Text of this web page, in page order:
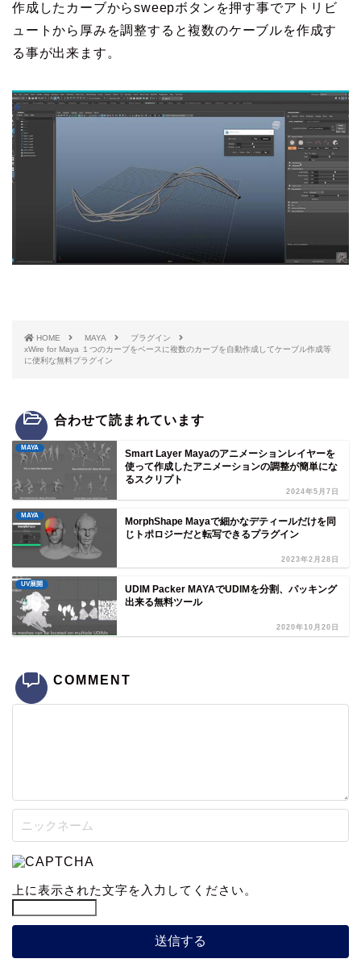
作成したカーブからsweepボタンを押す事でアトリビ
ュートから厚みを調整すると複数のケーブルを作成す
る事が出来ます。
HOME MAYA
プラグイン
xWire for Maya １つのカーブをベースに複数のカーブを自動作成してケーブル作成等
に便利な無料プラグイン
合わせて読まれています
MAYA
Smart Layer Mayaのアニメーションレイヤーを
使って作成したアニメーションの調整が簡単にな
るスクリプト
2024年5月7日
MAYA
MorphShape Mayaで細かなデティールだけを同
じトポロジーだと転写できるプラグイン
2023年2月28日
UV展開
UDIM Packer MAYAでUDIMを分割、パッキング
出来る無料ツール
2020年10月20日
COMMENT
上に表示された文字を入力してください。